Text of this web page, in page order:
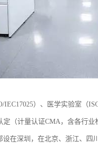
）、医学实验室（
定（计量认证CMA，含各行
在深圳，在北京、浙江、